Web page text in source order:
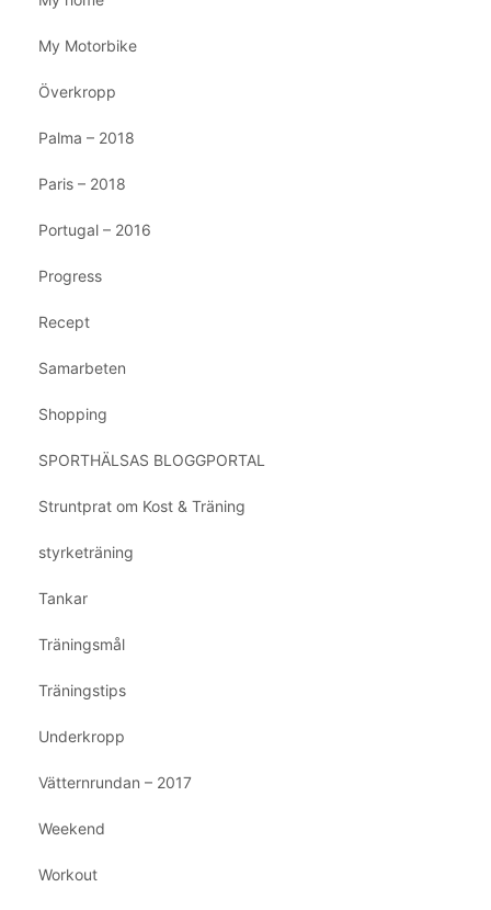
My Motorbike
Överkropp
Palma – 2018
Paris – 2018
Portugal – 2016
Progress
Recept
Samarbeten
Shopping
SPORTHÄLSAS BLOGGPORTAL
Struntprat om Kost & Träning
styrketräning
Tankar
Träningsmål
Träningstips
Underkropp
Vätternrundan – 2017
Weekend
Workout